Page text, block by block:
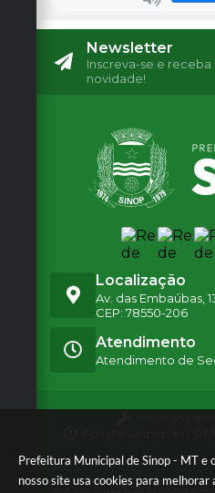
Prefeitura Municipal de Sinop - MT e
nosso site usa cookies para melhorar
pal
de
Saú
Erico
Stev
Gonç
Newsletter
Inscreva-se e receba
novidade!
Localização
Av. das Embaúbas,
CEP: 78550-206
Atendimento
Atendimento de